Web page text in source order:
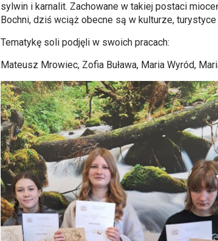
sylwin i karnalit. Zachowane w takiej postaci
Bochni, dziś wciąż obecne są w kulturze,
Tematykę soli podjęli w swoich pracach:
Mateusz Mrowiec, Zofia Buława, Maria Wyród,